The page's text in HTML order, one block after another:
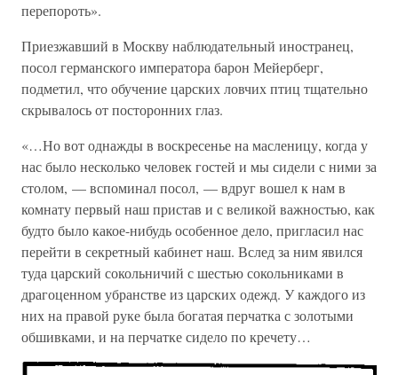
перепороть».
Приезжавший в Москву наблюдательный иностранец,
посол германского императора барон Мейерберг,
подметил, что обучение царских ловчих птиц тщательно
скрывалось от посторонних глаз.
«…Но вот однажды в воскресенье на масленицу, когда у
нас было несколько человек гостей и мы сидели с ними за
столом, — вспоминал посол, — вдруг вошел к нам в
комнату первый наш пристав и с великой важностью, как
будто было какое-нибудь особенное дело, пригласил нас
перейти в секретный кабинет наш. Вслед за ним явился
туда царский сокольничий с шестью сокольниками в
драгоценном убранстве из царских одежд. У каждого из
них на правой руке была богатая перчатка с золотыми
обшивками, и на перчатке сидело по кречету…